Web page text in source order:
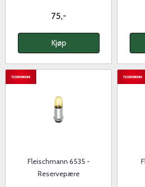
75,-
Kjøp
Fleischmann 6535 -
Reservepære